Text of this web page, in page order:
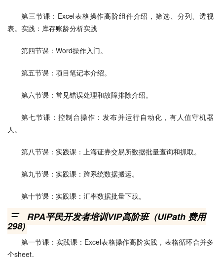
第三节课：Excel表格操作高阶组件介绍，筛选、分列、透视
表。实践：库存账龄分析实践
第四节课：Word操作入门。
第五节课：项目笔记本介绍。
第六节课：常见错误处理和故障排除介绍。
第七节课：控制台操作：发布并运行自动化，有人值守机器
人。
第八节课：实践课：上海证券交易所数据批量查询和抓取。
第九节课：实践课：跨系统数据搬运。
第十节课：实践课：汇率数据批量下载。
三、RPA平民开发者培训VIP高阶班（UiPath 费用
298)
第一节课：实践课：Excel表格操作高阶实践，表格循环合并多
个sheet。